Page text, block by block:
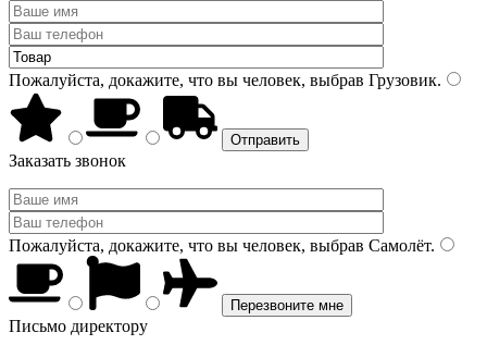
Пожалуйста, докажите, что вы человек, выбрав Грузовик.
Заказать звонок
Пожалуйста, докажите, что вы человек, выбрав Самолёт.
Письмо директору